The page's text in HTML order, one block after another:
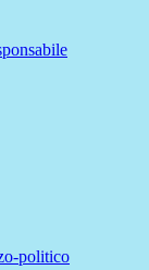
politico